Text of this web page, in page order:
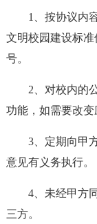
1、按协议内
文明校园建设标
号。
2、对校内的
功能，如需要改变
3、定期向甲
意见有义务执行。
4、未经甲方
三方。